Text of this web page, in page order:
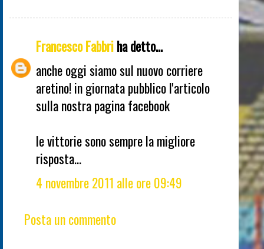
Francesco Fabbriha detto...
anche oggi siamo sul nuovo corriere
aretino! in giornata pubblico l'articolo
sulla nostra pagina facebook
le vittorie sono sempre la migliore
risposta...
4 novembre 2011 alle ore 09:49
Posta un commento